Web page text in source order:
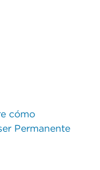
cómo
Permanente